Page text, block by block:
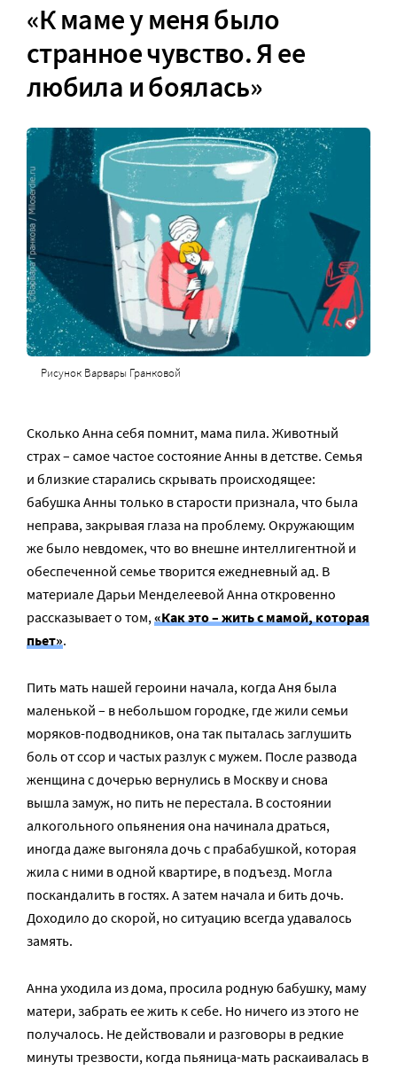
«К маме у меня было
странное чувство. Я ее
любила и боялась»
Рисунок Варвары Гранковой
Сколько Анна себя помнит, мама пила. Животный
страх – самое частое состояние Анны в детстве. Семья
и близкие старались скрывать происходящее:
бабушка Анны только в старости признала, что была
неправа, закрывая глаза на проблему. Окружающим
же было невдомек, что во внешне интеллигентной и
обеспеченной семье творится ежедневный ад. В
материале Дарьи Менделеевой Анна откровенно
рассказывает о том,«Как это – жить с мамой, которая
пьет».
Пить мать нашей героини начала, когда Аня была
маленькой – в небольшом городке, где жили семьи
моряков-подводников, она так пыталась заглушить
боль от ссор и частых разлук с мужем. После развода
женщина с дочерью вернулись в Москву и снова
вышла замуж, но пить не перестала. В состоянии
алкогольного опьянения она начинала драться,
иногда даже выгоняла дочь с прабабушкой, которая
жила с ними в одной квартире, в подъезд. Могла
поскандалить в гостях. А затем начала и бить дочь.
Доходило до скорой, но ситуацию всегда удавалось
замять.
Анна уходила из дома, просила родную бабушку, маму
матери, забрать ее жить к себе. Но ничего из этого не
получалось. Не действовали и разговоры в редкие
минуты трезвости, когда пьяница-мать раскаивалась в